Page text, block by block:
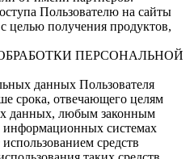
Пользователю на сайты
целью получения продуктов,
ПЕРСОНАЛЬНОЙ
данных Пользователя
срока, отвечающего целям
данных, любым законным
информационных системах
средств